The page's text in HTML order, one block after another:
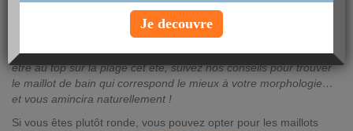
Bien choisir son maillot de bain n’est pas une mince affaire. Pour
être au top sur la plage cet été, suivez nos conseils pour trouver
le maillot de bain qui correspond le mieux à votre morphologie…
et vous amincira naturellement !
Si vous êtes plutôt ronde, vous pouvez opter pour les maillots
Je decouvre